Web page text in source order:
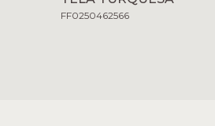
FF0250462566